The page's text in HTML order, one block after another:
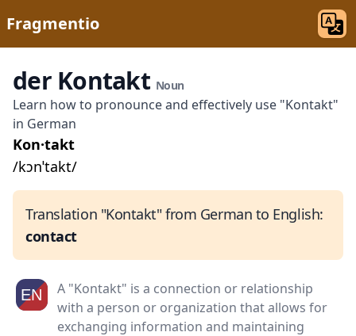
Fragmentio
der Kontakt Noun
Learn how to pronounce and effectively use "Kontakt"
in German
Kon·takt
/kɔnˈtakt/
Translation "Kontakt" from German to English:
contact
A "Kontakt" is a connection or relationship
with a person or organization that allows for
exchanging information and maintaining